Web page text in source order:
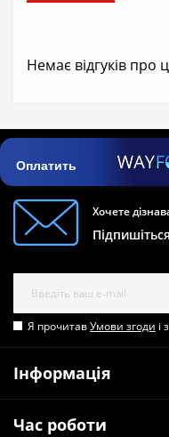
Немає відгуків про
Оплатить
Хочете
Я прочитавУмови згоди і
Інформація
Час роботи